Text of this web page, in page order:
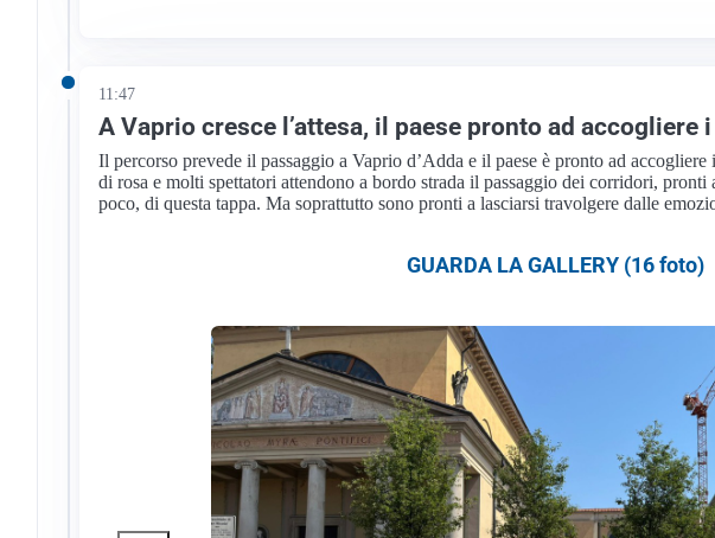
11:47
A Vaprio cresce l’attesa, il paese pronto ad accogliere
Il percorso prevede il passaggio a Vaprio d’Adda e il paese è pronto ad
di rosa e molti spettatori attendono a bordo strada il passaggio dei corridori, pronti
poco, di questa tappa. Ma soprattutto sono pronti a lasciarsi travolgere dalle
GUARDA LA GALLERY (16 foto)